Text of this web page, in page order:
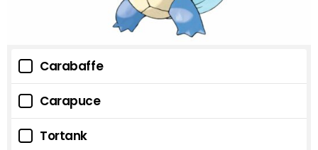
Carabaffe
Carapuce
Tortank